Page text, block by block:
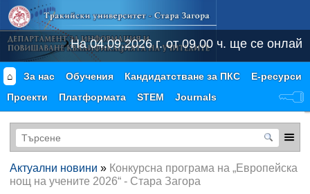
На 04.09.2026 г. от 09.00 ч. ще се онлайн
⌂ За нас Обучения Кандидатстване за ПКС
Е-ресурси
Проекти
Платформата STEM Journals
Актуални новини » Конкурсна програма на „Европейска
нощ на учените 2026“ - Стара Загора